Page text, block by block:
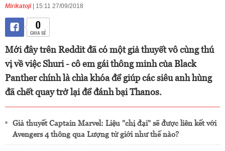
Mirikatoji | 15:11 27/09/2018
0
CHIA SẺ
Mới đây trên Reddit đã có một giả thuyết vô cùng thú
vị về việc Shuri - cô em gái thông minh của Black
Panther chính là chìa khóa để giúp các siêu anh hùng
đã chết quay trở lại để đánh bại Thanos.
Giả thuyết Captain Marvel: Liệu "chị đại" sẽ được liên kết với
Avengers 4 thông qua Lượng tử giới như thế nào?